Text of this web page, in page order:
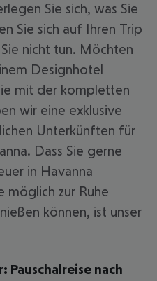
Sie sich, was Sie
Sie sich auf Ihren Trip
nicht tun. Möchten
Designhotel
mit der kompletten
wir eine exklusive
Unterkünften für
Dass Sie gerne
in Havanna
möglich zur Ruhe
können, ist unser
nach